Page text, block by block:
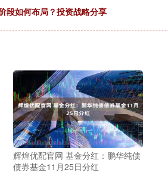
段如何布局？投资战略分享
辉煌优配官网 基金分红：鹏华纯债
债券基金11月25日分红